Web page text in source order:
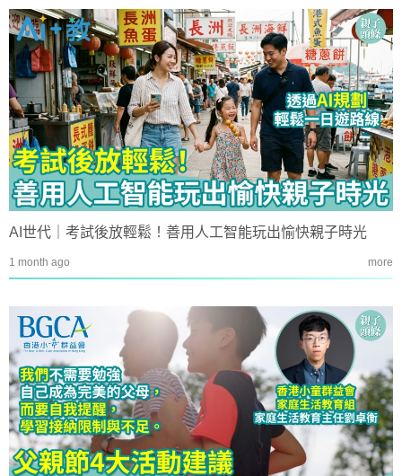
AI世代｜考試後放輕鬆！善用人工智能玩出愉快親子時光
1 month ago more